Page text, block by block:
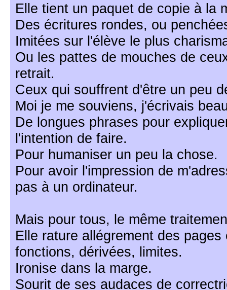
Elle tient un paquet de copie à la
Des écritures rondes, ou
Imitées sur l'élève le plus
Ou les pattes de mouches de
retrait.
Ceux qui souffrent d'être un peu
Moi je me souviens, j'écrivais
De longues phrases pour
l'intention de faire.
Pour humaniser un peu la chose.
Pour avoir l'impression de
pas à un ordinateur.
Mais pour tous, le même
Elle rature allégrement des
fonctions, dérivées, limites.
Ironise dans la marge.
Sourit de ses audaces de